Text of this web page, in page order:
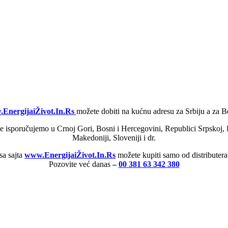
možete dobiti na kućnu adresu za Srbiju a za
isporučujemo u Crnoj Gori, Bosni i Hercegovini, Republici Srpskoj,
Makedoniji, Sloveniji i dr.
sajta www.EnergijaiŽivot.In.Rs možete kupiti samo od
Pozovite već danas–00 381 63 342 380